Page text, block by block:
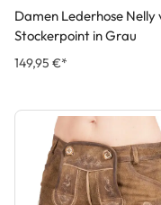
Damen Lederhose Nelly
Stockerpoint in Grau
149,95 €*